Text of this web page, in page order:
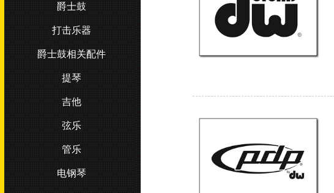
爵士鼓
打击乐器
爵士鼓相关配件
提琴
吉他
弦乐
管乐
电钢琴
Paiste派斯特PST3 China 18" 中国镲